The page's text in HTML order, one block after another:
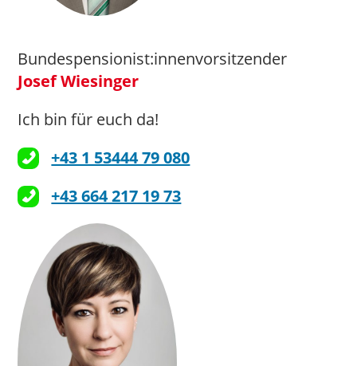
Bundespensionist:innenvorsitzender
Josef Wiesinger
Ich bin für euch da!
+43 1 53444 79 080
+43 664 217 19 73